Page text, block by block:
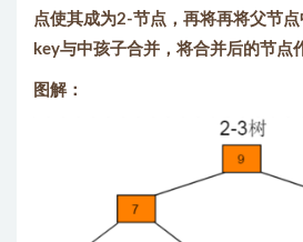
点使其成为2-节点，再将再将父节
key与中孩子合并，将合并后的节点
图解：